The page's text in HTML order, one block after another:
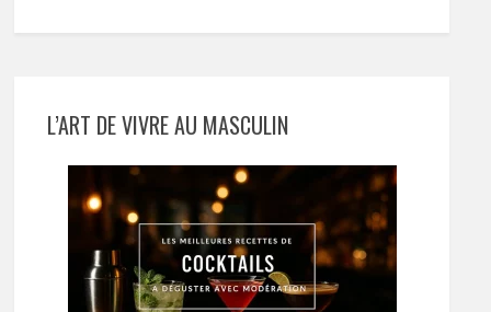
L’ART DE VIVRE AU MASCULIN